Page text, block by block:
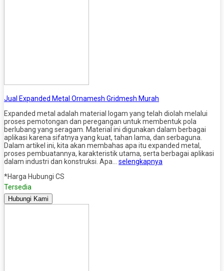
Jual Expanded Metal Ornamesh Gridmesh Murah
Expanded metal adalah material logam yang telah diolah melalui
proses pemotongan dan peregangan untuk membentuk pola
berlubang yang seragam. Material ini digunakan dalam berbagai
aplikasi karena sifatnya yang kuat, tahan lama, dan serbaguna.
Dalam artikel ini, kita akan membahas apa itu expanded metal,
proses pembuatannya, karakteristik utama, serta berbagai aplikasi
dalam industri dan konstruksi. Apa… selengkapnya
*Harga Hubungi CS
Tersedia
Hubungi Kami